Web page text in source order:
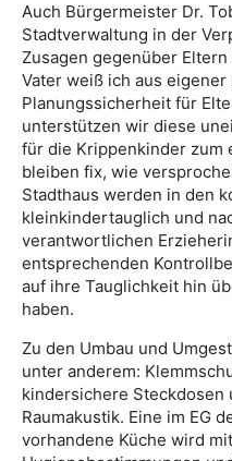
Auch Bürgermeister Dr.
Stadtverwaltung in der
Zusagen gegenüber
Vater weiß ich aus eigener
Planungssicherheit für
unterstützen wir diese
für die Krippenkinder zum
bleiben fix, wie
Stadthaus werden in den
kleinkindertauglich und
verantwortlichen
entsprechenden
auf ihre Tauglichkeit hin
haben.
Zu den Umbau und
unter anderem:
kindersichere Steckdosen
Raumakustik. Eine im EG
vorhandene Küche wird